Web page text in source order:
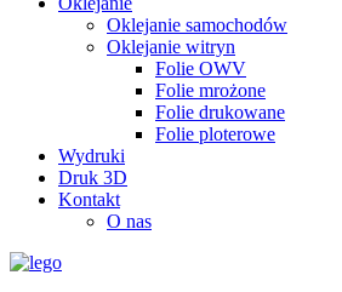
Oklejanie samochodów
Oklejanie witryn
Folie OWV
Folie mrożone
Folie drukowane
Folie ploterowe
Wydruki
Druk 3D
Kontakt
O nas